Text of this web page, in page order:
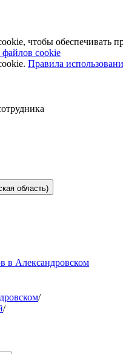
чтобы обеспечивать
файлов cookie
Правила
область)
в Александровском
/
/